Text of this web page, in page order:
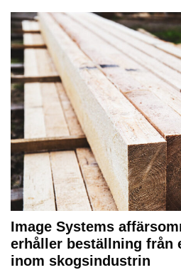
Image Systems
erhåller beställning från
inom skogsindustrin